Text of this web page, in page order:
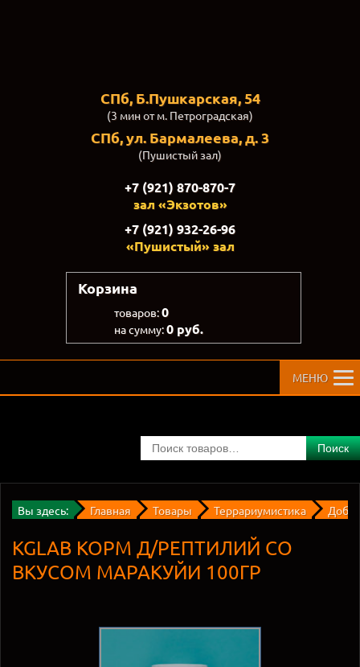
СПб, Б.Пушкарская, 54
(3 мин от м. Петроградская)
СПб, ул. Бармалеева, д. 3
(Пушистый зал)
+7 (921) 870-870-7
зал «Экзотов»
+7 (921) 932-26-96
«Пушистый» зал
Корзина
товаров:0
на сумму:0 руб.
МЕНЮ
Поиск
Вы здесь: Главная Товары Террариумистика
KGLAB КОРМ Д/РЕПТИЛИЙ СО
ВКУСОМ МАРАКУЙИ 100ГР